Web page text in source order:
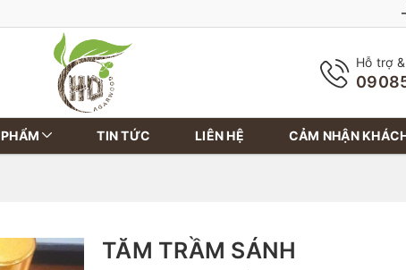
Hỗ trợ
PHẨM TIN TỨC LIÊN HỆ CẢM NHẬN
TĂM TRẦM SÁNH